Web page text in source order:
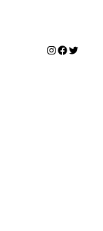
Instagram